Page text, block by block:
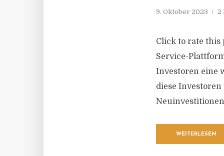
9. Oktober 2023 2
Click to rate this
Service-
Investoren eine
diese
WEITERLESEN